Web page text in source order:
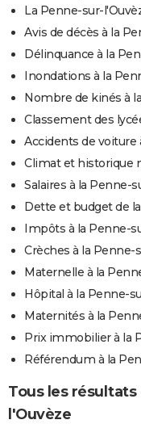
La Penne-sur-
Avis de décès à la
Délinquance à la
Inondations à la
Nombre de kinés à
Classement des
Accidents de voiture
Climat et historique
Salaires à la Penne-
Dette et budget de
Impôts à la Penne-
Crèches à la Penne-
Maternelle à la
Hôpital à la Penne-
Maternités à la
Prix immobilier à la
Référendum à la
Tous les
l'Ouvèze